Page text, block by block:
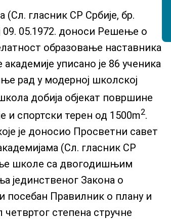
гласник СР Србије, бр.
05.1972. доноси Решење о
образовање наставника
уписано је 86 ученика
рад у модерној школској
добија објекат површине
и спортски терен од 1500m2.
је доносио Просветни савет
(Сл. гласник СР
школе са двогодишњим
јединственог Закона о
посебан Правилник о плану и
степена стручне